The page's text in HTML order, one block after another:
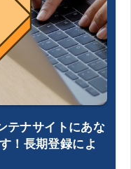
テナサイトにあな
！長期登録によ